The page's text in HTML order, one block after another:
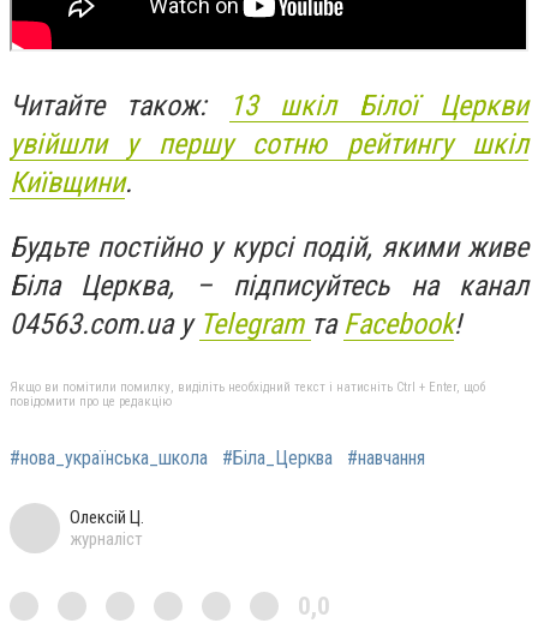
Читайте також:
13 шкіл Білої Церкви
увійшли у першу сотню рейтингу шкіл
Київщини.
Будьте постійно у курсі подій, якими живе
Біла Церква, – підписуйтесь на канал
04563.com.ua у Telegram та Facebook!
Якщо ви помітили помилку, виділіть необхідний текст і натисніть Ctrl + Enter, щоб
повідомити про це редакцію
#нова_українська_школа #Біла_Церква #навчання
Олексій Ц.
журналіст
0,0